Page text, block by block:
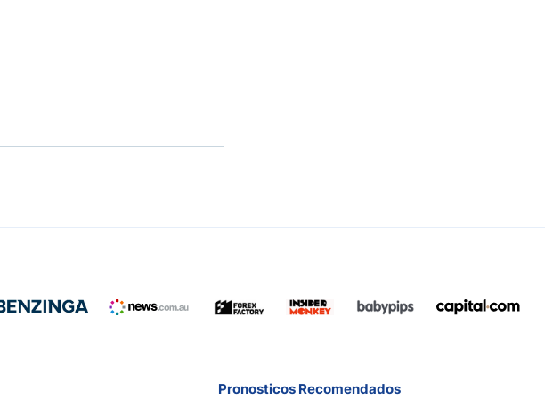
Pronosticos Recomendados